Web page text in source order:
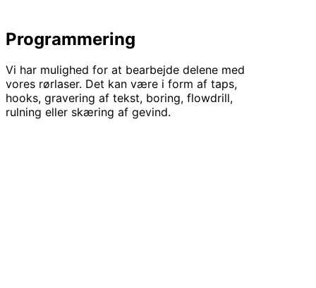
Programmering
Vi har mulighed for at bearbejde delene med
vores rørlaser. Det kan være i form af taps,
hooks, gravering af tekst, boring, flowdrill,
rulning eller skæring af gevind.